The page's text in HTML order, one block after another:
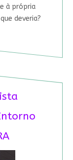
à própria
deveria?